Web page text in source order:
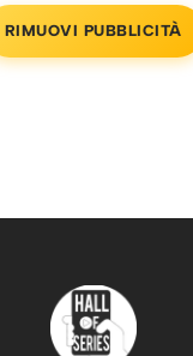
RIMUOVI PUBBLICITÀ